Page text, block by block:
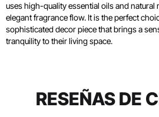
uses high-quality essential oils and natural
elegant fragrance flow. It is the perfect
sophisticated decor piece that brings a
tranquility to their living space.
RESEÑAS DE